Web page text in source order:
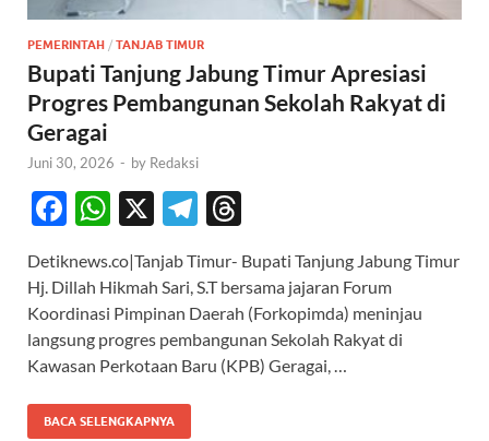
PEMERINTAH / TANJAB TIMUR
Bupati Tanjung Jabung Timur Apresiasi
Progres Pembangunan Sekolah Rakyat di
Geragai
Juni 30, 2026 - by Redaksi
F
e
b
o
o
k
W
at
s
A
p
p
X
T
e
gr
a
m
e
a
ds
Detiknews.co|Tanjab Timur- Bupati Tanjung Jabung Timur
Hj. Dillah Hikmah Sari, S.T bersama jajaran Forum
Koordinasi Pimpinan Daerah (Forkopimda) meninjau
langsung progres pembangunan Sekolah Rakyat di
Kawasan Perkotaan Baru (KPB) Geragai, …
BACA SELENGKAPNYA